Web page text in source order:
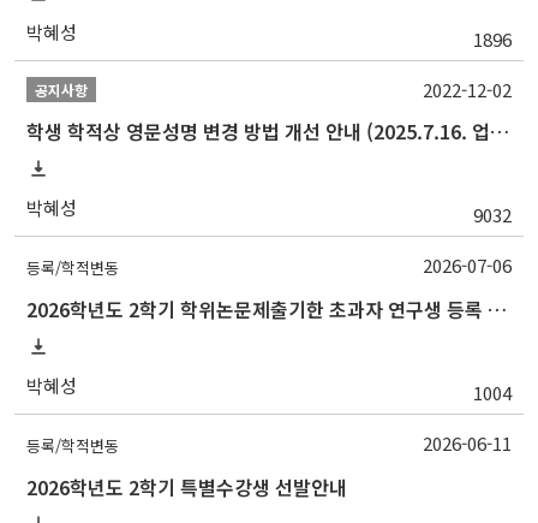
박혜성 1896
공지사항
학생 학적상 영문성명 변경 방법 개선 안내 (2025.7.16. 업데이트)
박혜성 9032
2022-12-02
등록/학적변동
2026학년도 2학기 학위논문제출기한 초과자 연구생 등록 신청 안내
박혜성 1004
2026-07-06
등록/학적변동
2026학년도 2학기 특별수강생 선발안내
2026-06-11